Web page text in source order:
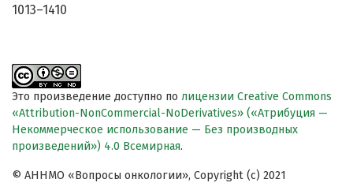
1013–1410
Это произведение доступно по лицензии Creative Commons
«Attribution-NonCommercial-NoDerivatives» («Атрибуция —
Некоммерческое использование — Без производных
произведений») 4.0 Всемирная.
© АННМО «Вопросы онкологии», Copyright (c) 2021